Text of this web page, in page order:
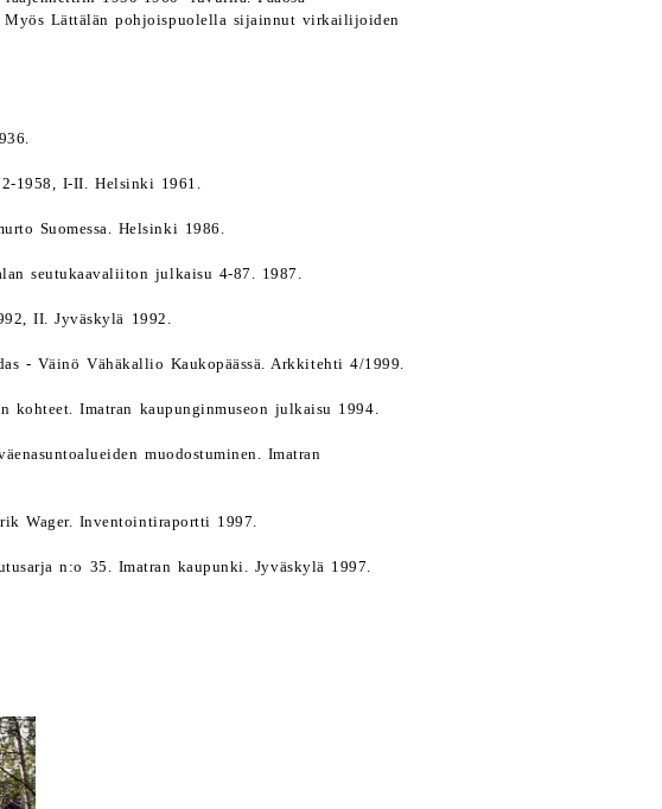
Myös Lättälän pohjoispuolella sijainnut virkailijoiden
1958, I-II. Helsinki 1961.
Suomessa. Helsinki 1986.
seutukaavaliiton julkaisu 4-87. 1987.
II. Jyväskylä 1992.
- Väinö Vähäkallio Kaukopäässä. Arkkitehti 4/1999.
kohteet. Imatran kaupunginmuseon julkaisu 1994.
muodostuminen. Imatran
Wager. Inventointiraportti 1997.
n:o 35. Imatran kaupunki. Jyväskylä 1997.